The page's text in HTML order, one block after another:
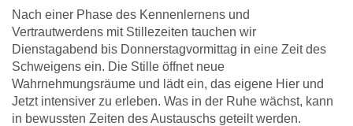
Nach einer Phase des Kennenlernens und
Vertrautwerdens mit Stillezeiten tauchen wir
Dienstagabend bis Donnerstagvormittag in eine Zeit des
Schweigens ein. Die Stille öffnet neue
Wahrnehmungsräume und lädt ein, das eigene Hier und
Jetzt intensiver zu erleben. Was in der Ruhe wächst, kann
in bewussten Zeiten des Austauschs geteilt werden.